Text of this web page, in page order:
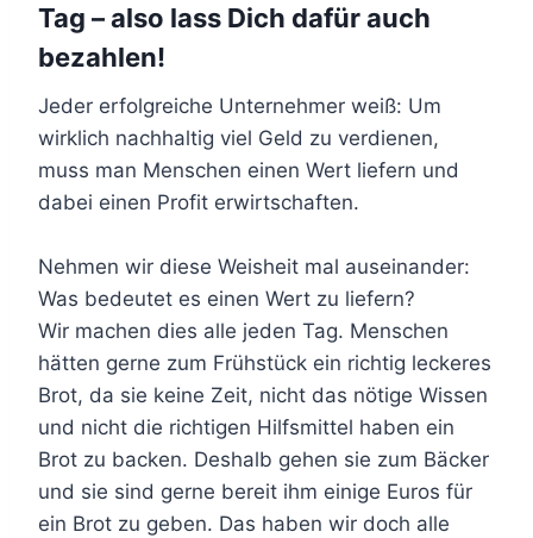
Tag – also lass Dich dafür auch
bezahlen!
Jeder erfolgreiche Unternehmer weiß: Um
wirklich nachhaltig viel Geld zu verdienen,
muss man Menschen einen Wert liefern und
dabei einen Profit erwirtschaften.
Nehmen wir diese Weisheit mal auseinander:
Was bedeutet es einen Wert zu liefern?
Wir machen dies alle jeden Tag. Menschen
hätten gerne zum Frühstück ein richtig leckeres
Brot, da sie keine Zeit, nicht das nötige Wissen
und nicht die richtigen Hilfsmittel haben ein
Brot zu backen. Deshalb gehen sie zum Bäcker
und sie sind gerne bereit ihm einige Euros für
ein Brot zu geben. Das haben wir doch alle